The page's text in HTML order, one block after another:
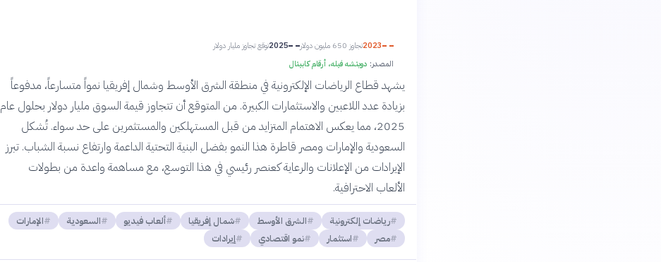
2023تجاوز 650 مليون دولار 2025توقع تجاوز مليار دولار
المصدر: دويتشه فيله، أرقام كابيتال
يشهد قطاع الرياضات الإلكترونية في منطقة الشرق الأوسط وشمال إفريقيا نمواً متسارعاً، مدفوعاً
بزيادة عدد اللاعبين والاستثمارات الكبيرة. من المتوقع أن تتجاوز قيمة السوق مليار دولار بحلول عام
2025، مما يعكس الاهتمام المتزايد من قبل المستهلكين والمستثمرين على حد سواء. تُشكل
السعودية والإمارات ومصر قاطرة هذا النمو بفضل البنية التحتية الداعمة وارتفاع نسبة الشباب. تبرز
الإيرادات من الإعلانات والرعاية كعنصر رئيسي في هذا التوسع، مع مساهمة واعدة من بطولات
الألعاب الاحترافية.
رياضات إلكترونية الشرق الأوسط شمال إفريقيا ألعاب فيديو السعودية
الإمارات
مصر
استثمار نمو اقتصادي إيرادات